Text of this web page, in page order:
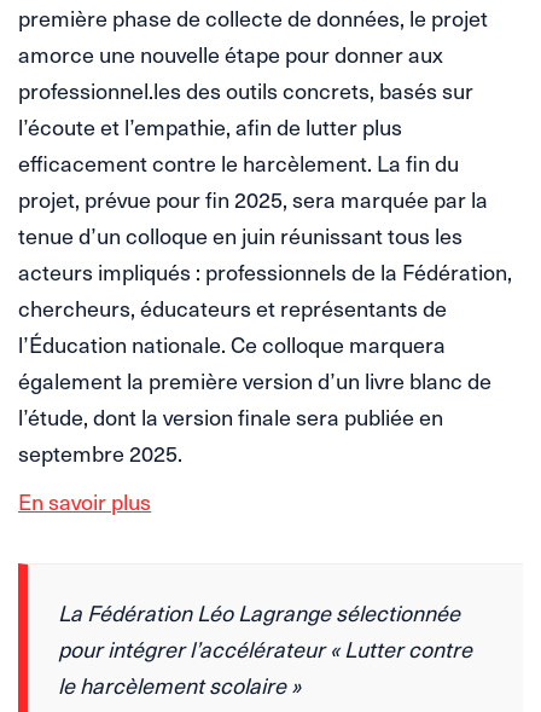
première phase de collecte de données, le projet
amorce une nouvelle étape pour donner aux
professionnel.les des outils concrets, basés sur
l’écoute et l’empathie, afin de lutter plus
efficacement contre le harcèlement. La fin du
projet, prévue pour fin 2025, sera marquée par la
tenue d’un colloque en juin réunissant tous les
acteurs impliqués : professionnels de la Fédération,
chercheurs, éducateurs et représentants de
l’Éducation nationale. Ce colloque marquera
également la première version d’un livre blanc de
l’étude, dont la version finale sera publiée en
septembre 2025.
En savoir plus
La Fédération Léo Lagrange sélectionnée
pour intégrer l’accélérateur « Lutter contre
le harcèlement scolaire »